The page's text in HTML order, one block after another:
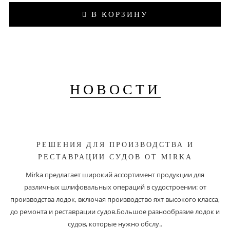
В КОРЗИНУ
НОВОСТИ
РЕШЕНИЯ ДЛЯ ПРОИЗВОДСТВА И
РЕСТАВРАЦИИ СУДОВ ОТ MIRKA
Mirka предлагает широкий ассортимент продукции для
различных шлифовальных операций в судостроении: от
производства лодок, включая производство яхт высокого класса,
до ремонта и реставрации судов.Большое разнообразие лодок и
судов, которые нужно обслу..